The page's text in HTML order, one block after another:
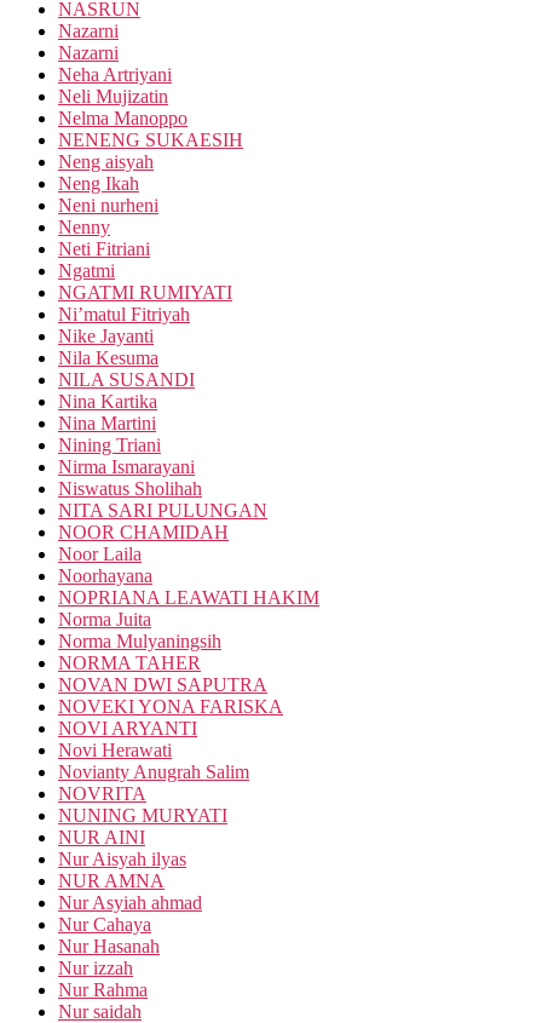
NASRUN
Nazarni
Nazarni
Neha Artriyani
Neli Mujizatin
Nelma Manoppo
NENENG SUKAESIH
Neng aisyah
Neng Ikah
Neni nurheni
Nenny
Neti Fitriani
Ngatmi
NGATMI RUMIYATI
Ni’matul Fitriyah
Nike Jayanti
Nila Kesuma
NILA SUSANDI
Nina Kartika
Nina Martini
Nining Triani
Nirma Ismarayani
Niswatus Sholihah
NITA SARI PULUNGAN
NOOR CHAMIDAH
Noor Laila
Noorhayana
NOPRIANA LEAWATI HAKIM
Norma Juita
Norma Mulyaningsih
NORMA TAHER
NOVAN DWI SAPUTRA
NOVEKI YONA FARISKA
NOVI ARYANTI
Novi Herawati
Novianty Anugrah Salim
NOVRITA
NUNING MURYATI
NUR AINI
Nur Aisyah ilyas
NUR AMNA
Nur Asyiah ahmad
Nur Cahaya
Nur Hasanah
Nur izzah
Nur Rahma
Nur saidah